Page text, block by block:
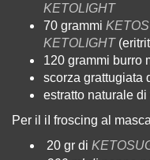
KETOLIGHT
70 grammi
KETOLIGHT
120 grammi burro
scorza grattugiata
estratto naturale
Per il iI froscing al
20 gr di